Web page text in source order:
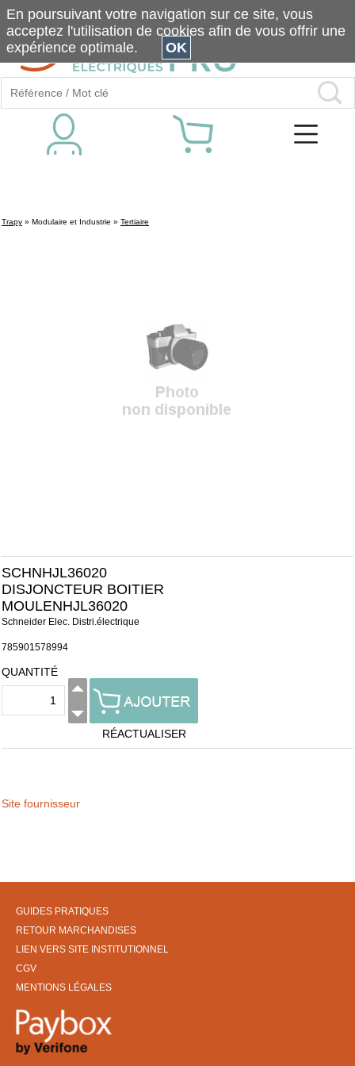
Trapy » Modulaire et Industrie » Tertiaire
SCHNHJL36020
DISJONCTEUR BOITIER
MOULENHJL36020
Schneider Elec. Distri.électrique
785901578994
QUANTITÉ
RÉACTUALISER
Site fournisseur
GUIDES PRATIQUES
RETOUR MARCHANDISES
LIEN VERS SITE INSTITUTIONNEL
CGV
MENTIONS LÉGALES
En poursuivant votre navigation sur ce site, vous
acceptez l'utilisation de cookies afin de vous offrir une
expérience optimale.
OK